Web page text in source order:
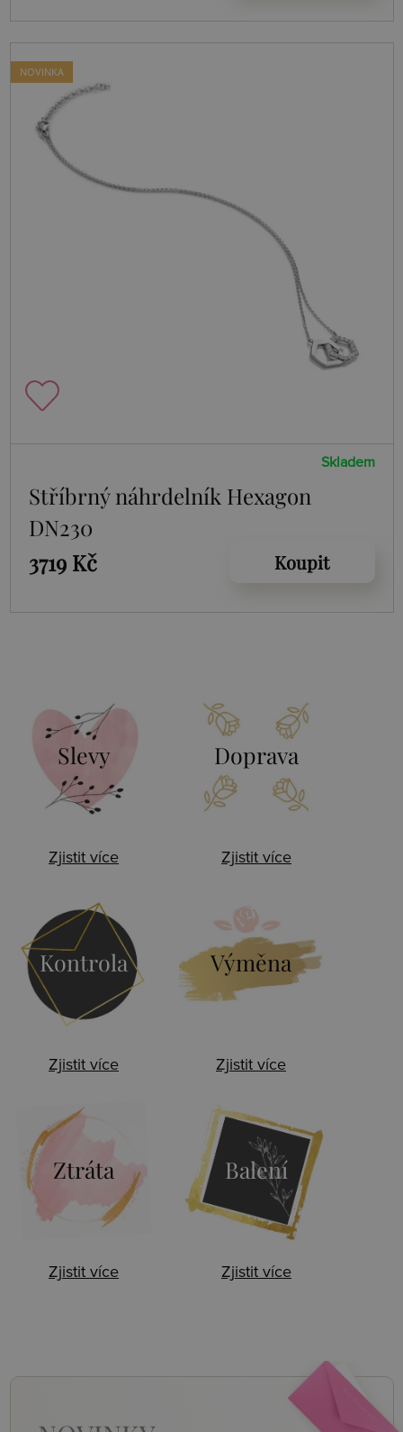
NOVINKA
Skladem
Stříbrný náhrdelník Hexagon
DN230
3719 Kč
Koupit
Slevy
Zjistit více
Doprava
Zjistit více
Kontrola
Zjistit více
Výměna
Zjistit více
Ztráta
Zjistit více
Balení
Zjistit více